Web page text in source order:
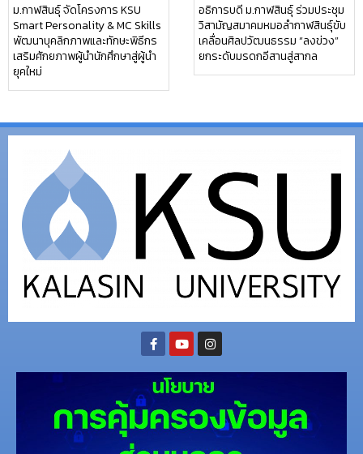
ม.กาฬสินธุ์ จัดโครงการ KSU
Smart Personality & MC Skills
พัฒนาบุคลิกภาพและทักษะพิธีกร
เสริมศักยภาพผู้นำนักศึกษาสู่ผู้นำ
ยุคใหม่
อธิการบดี ม.กาฬสินธุ์ ร่วมประชุม
วิสามัญสมาคมหมอลำกาฬสินธุ์ขับ
เคลื่อนศิลปวัฒนธรรม “ลงข่วง”
ยกระดับมรดกอีสานสู่สากล